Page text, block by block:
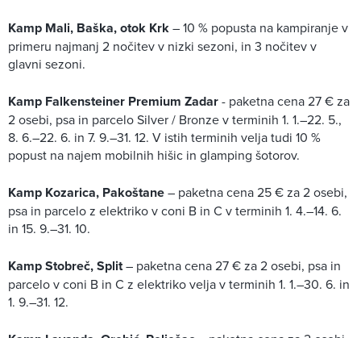
Kamp Mali, Baška, otok Krk– 10 % popusta na kampiranje v
primeru najmanj 2 nočitev v nizki sezoni, in 3 nočitev v
glavni sezoni.
Kamp Falkensteiner Premium Zadar- paketna cena 27 € za
2 osebi, psa in parcelo Silver / Bronze v terminih 1. 1.–22. 5.,
8. 6.–22. 6. in 7. 9.–31. 12. V istih terminih velja tudi 10 %
popust na najem mobilnih hišic in glamping šotorov.
Kamp Kozarica, Pakoštane– paketna cena 25 € za 2 osebi,
psa in parcelo z elektriko v coni B in C v terminih 1. 4.–14. 6.
in 15. 9.–31. 10.
Kamp Stobreč, Split– paketna cena 27 € za 2 osebi, psa in
parcelo v coni B in C z elektriko velja v terminih 1. 1.–30. 6. in
1. 9.–31. 12.